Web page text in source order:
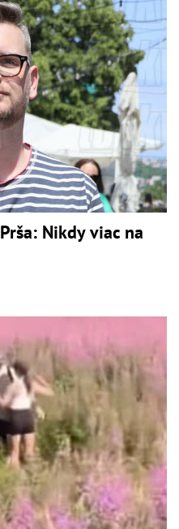
Nikdy viac na